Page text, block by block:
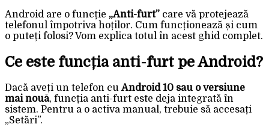
Android are o funcție „Anti-furt” care vă protejează
telefonul împotriva hoților. Cum funcționează și cum
o puteți folosi? Vom explica totul în acest ghid complet.
Ce este funcția anti-furt pe Android?
Dacă aveți un telefon cuAndroid 10 sau o versiune
mai nouă, funcția anti-furt este deja integrată în
sistem. Pentru a o activa manual, trebuie să accesați
„Setări”.